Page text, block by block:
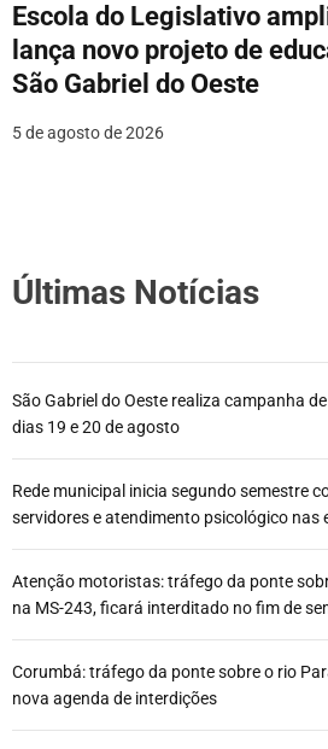
Escola do Legislativo
lança novo projeto de
São Gabriel do Oeste
5 de agosto de 2026
Últimas Notícias
São Gabriel do Oeste realiza campanha
dias 19 e 20 de agosto
Rede municipal inicia segundo semestre
servidores e atendimento psicológico nas
Atenção motoristas: tráfego da ponte
na MS-243, ficará interditado no fim de
Corumbá: tráfego da ponte sobre o rio
nova agenda de interdições